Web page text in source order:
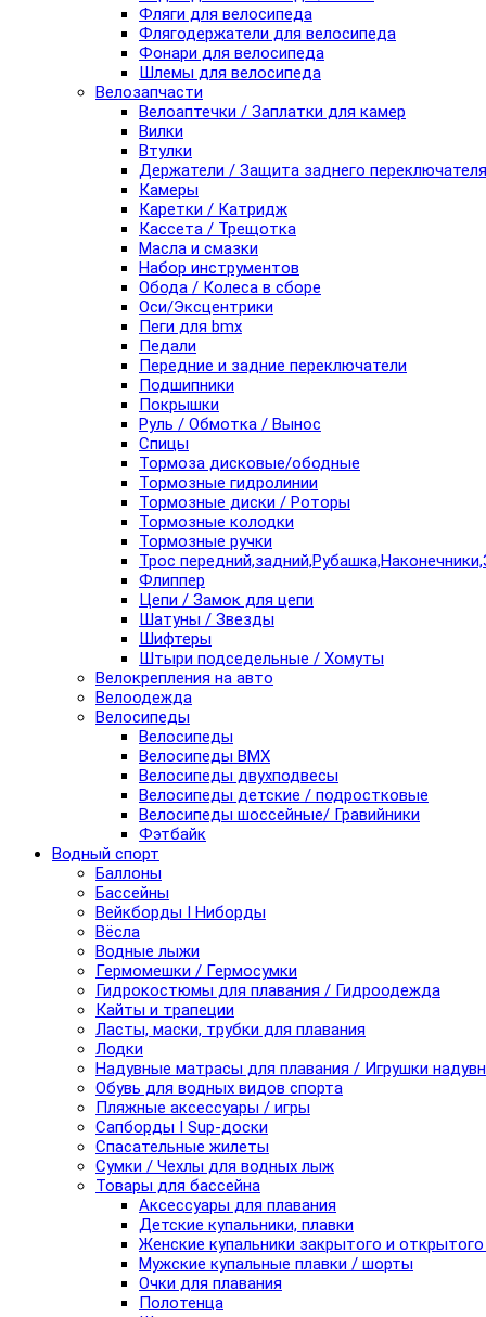
Фляги для велосипеда
Флягодержатели для велосипеда
Фонари для велосипеда
Шлемы для велосипеда
Велозапчасти
Велоаптечки / Заплатки для камер
Вилки
Втулки
Держатели / Защита заднего переключателя
Камеры
Каретки / Катридж
Кассета / Трещотка
Масла и смазки
Набор инструментов
Обода / Колеса в сборе
Оси/Эксцентрики
Пеги для bmx
Педали
Передние и задние переключатели
Подшипники
Покрышки
Руль / Обмотка / Вынос
Спицы
Тормоза дисковые/ободные
Тормозные гидролинии
Тормозные диски / Роторы
Тормозные колодки
Тормозные ручки
Трос
Флиппер
Цепи / Замок для цепи
Шатуны / Звезды
Шифтеры
Штыри подседельные / Хомуты
Велокрепления на авто
Велоодежда
Велосипеды
Велосипеды
Велосипеды BMX
Велосипеды двухподвесы
Велосипеды детские / подростковые
Велосипеды шоссейные/ Гравийники
Фэтбайк
Водный спорт
Баллоны
Бассейны
Вейкборды I Ниборды
Вёсла
Водные лыжи
Гермомешки / Гермосумки
Гидрокостюмы для плавания / Гидроодежда
Кайты и трапеции
Ласты, маски, трубки для плавания
Лодки
Надувные матрасы для плавания / Игрушки
Обувь для водных видов спорта
Пляжные аксессуары / игры
Сапборды I Sup-доски
Спасательные жилеты
Сумки / Чехлы для водных лыж
Товары для бассейна
Аксессуары для плавания
Детские купальники, плавки
Женские купальники закрытого и
Мужские купальные плавки / шорты
Очки для плавания
Полотенца